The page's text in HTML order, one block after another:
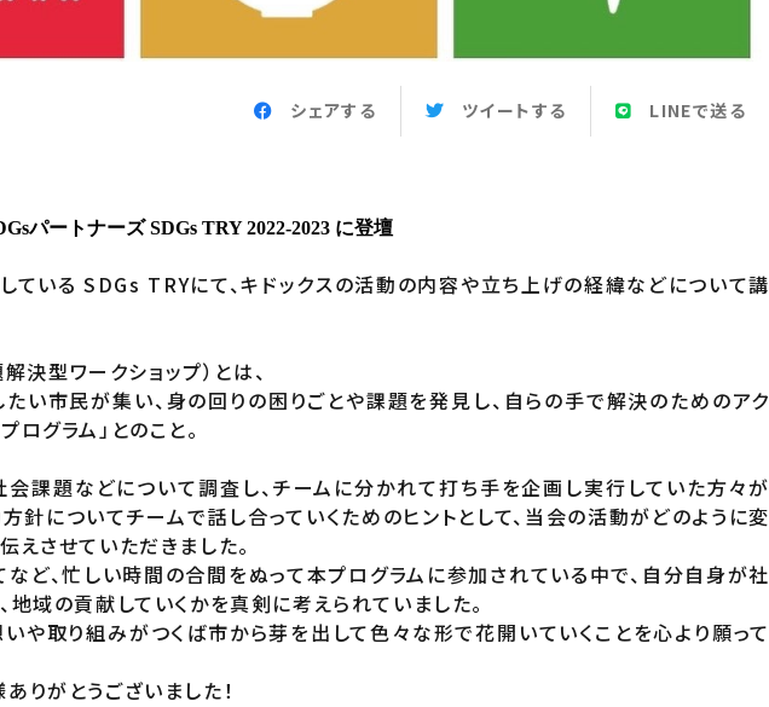
シェアする ツイートする LINEで送る
パートナーズ SDGs TRY 2022-2023 に登壇
ている SDGs TRYにて、キドックスの活動の内容や立ち上げの経緯などについて講
決型ワークショップ）とは、
たい市民が集い、身の回りの困りごとや課題を発見し、自らの手で解決のためのアク
グラム」とのこと。
課題などについて調査し、チームに分かれて打ち手を企画し実行していた方々が
針についてチームで話し合っていくためのヒントとして、当会の活動がどのように変
えさせていただきました。
ど、忙しい時間の合間をぬって本プログラムに参加されている中で、自分自身が社
地域の貢献していくかを真剣に考えられていました。
や取り組みがつくば市から芽を出して色々な形で花開いていくことを心より願って
りがとうございました！